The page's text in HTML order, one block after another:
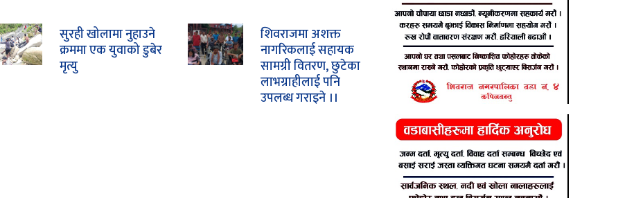
सुरही खोलामा नुहाउने
क्रममा एक युवाको डुबेर
मृत्यु
शिवराजमा अशक्त
नागरिकलाई सहायक
सामग्री वितरण, छुटेका
लाभग्राहीलाई पनि
उपलब्ध गराइने ।।